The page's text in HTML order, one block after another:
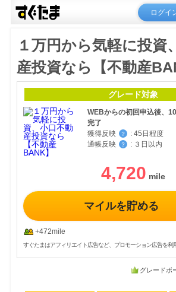
ログイ
１万円から気軽に投資
産投資なら【不動産
グレード対象
WEBからの初回申込後、
完了
獲得反映
？ : 45日程度
通帳反映
？ : ３日以内
4,720
マイルを貯める
+472mile
すぐたまはアフィリエイト広告など、プロモーション広告を利
グレードボ